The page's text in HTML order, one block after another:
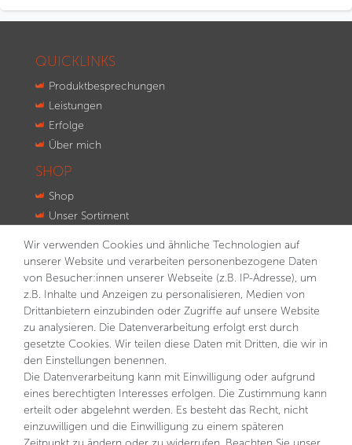
QUICKLINKS
Produktbesprechungen
Leistungen
Erfolge
Über mich
SHOP
Shop
Unser Sortiment
Kontakt
NEWSLETTER
VORNAME NACHNAME
Hiermit bestätige ich, dass ich dieDaten­schutz­erklärung
gelesen habe. Meine Einwilligung kann ich jederzeit
widerrufen.**
Wir verwenden Cookies und ähnliche Technologien auf
unserer Website und verarbeiten personenbezogene Daten
von Besucher:innen unserer Webseite (z.B. IP-Adresse), um
z.B. Inhalte und Anzeigen zu personalisieren, Medien von
Drittanbietern einzubinden oder Zugriffe auf unsere Website
zu analysieren. Die Datenverarbeitung erfolgt erst durch
gesetzte Cookies. Wir teilen diese Daten mit Dritten, die wir in
den Einstellungen benennen.
Die Datenverarbeitung kann mit Einwilligung oder aufgrund
eines berechtigten Interesses erfolgen. Die Zustimmung kann
erteilt oder abgelehnt werden. Es besteht das Recht, nicht
einzuwilligen und die Einwilligung zu einem späteren